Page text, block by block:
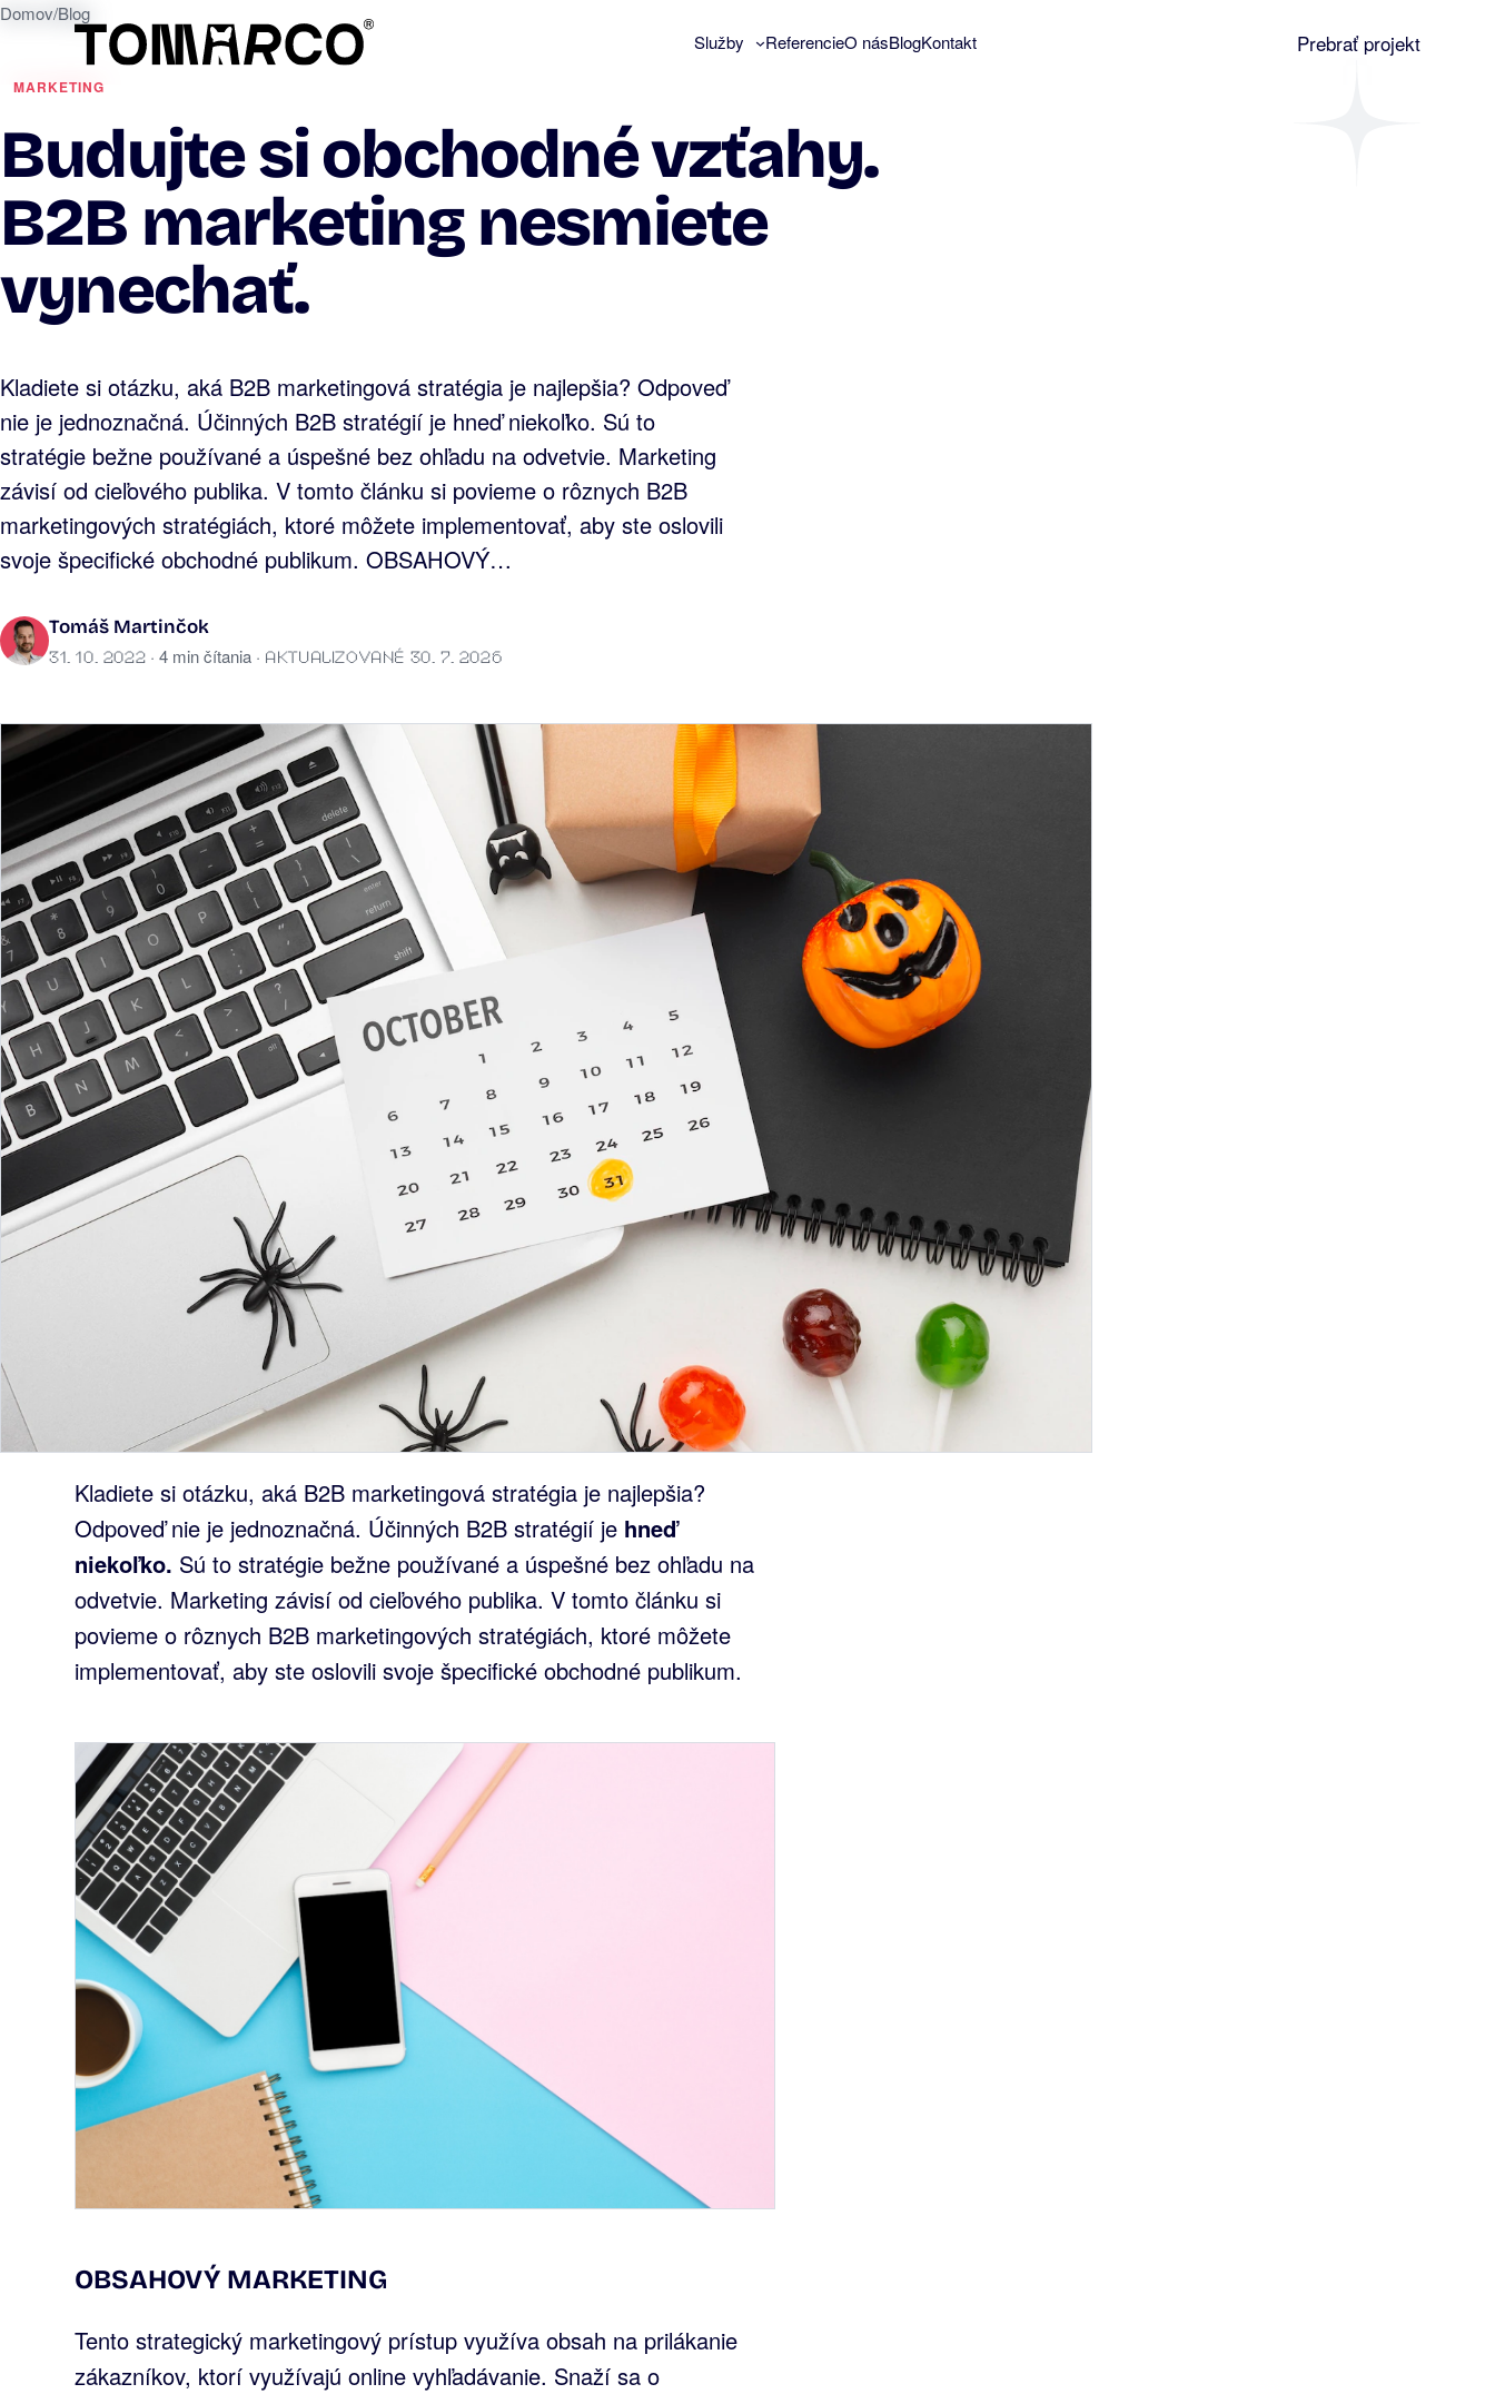
Služby ReferencieO násBlogKontakt Prebrať projekt
Domov/Blog
MARKETING
Budujte si obchodné vzťahy.
B2B marketing nesmiete
vynechať.
Kladiete si otázku, aká B2B marketingová stratégia je najlepšia? Odpoveď
nie je jednoznačná. Účinných B2B stratégií je hneď niekoľko. Sú to
stratégie bežne používané a úspešné bez ohľadu na odvetvie. Marketing
závisí od cieľového publika. V tomto článku si povieme o rôznych B2B
marketingových stratégiách, ktoré môžete implementovať, aby ste oslovili
svoje špecifické obchodné publikum. OBSAHOVÝ…
Tomáš Martinčok
31. 10. 2022 · 4 min čítania · AKTUALIZOVANÉ 30. 7. 2026
Kladiete si otázku, aká B2B marketingová stratégia je najlepšia?
Odpoveď nie je jednoznačná. Účinných B2B stratégií je hneď
niekoľko. Sú to stratégie bežne používané a úspešné bez ohľadu na
odvetvie. Marketing závisí od cieľového publika. V tomto článku si
povieme o rôznych B2B marketingových stratégiách, ktoré môžete
implementovať, aby ste oslovili svoje špecifické obchodné publikum.
OBSAHOVÝ MARKETING
Tento strategický marketingový prístup využíva obsah na prilákanie
zákazníkov, ktorí využívajú online vyhľadávanie. Snaží sa o